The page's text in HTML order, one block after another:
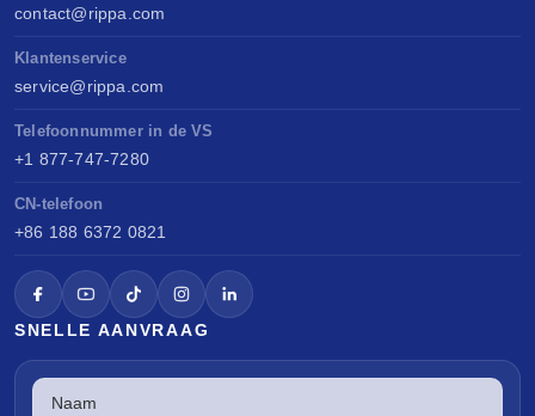
contact@rippa.com
Klantenservice
service@rippa.com
Telefoonnummer in de VS
+1 877-747-7280
CN-telefoon
+86 188 6372 0821
SNELLE AANVRAAG